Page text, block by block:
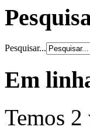
Pesquisar...
Em
Temos